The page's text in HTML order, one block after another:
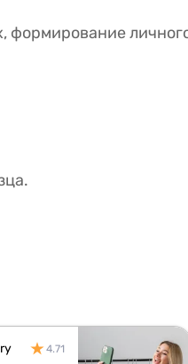
формирование
4.71